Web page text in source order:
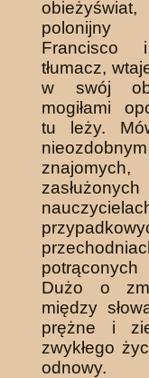
Francisco
tłumacz,
w swój
mogiłami
tu leży.
znajomych,
zasłużonych
Dużo o
między
prężne i
zwykłego
odnowy.